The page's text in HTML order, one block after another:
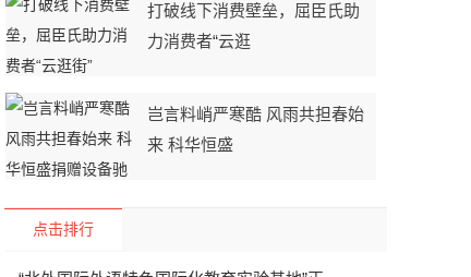
打破线下消费壁垒，屈臣氏助
力消费者“云逛
岂言料峭严寒酷 风雨共担春始
来 科华恒盛
点击排行